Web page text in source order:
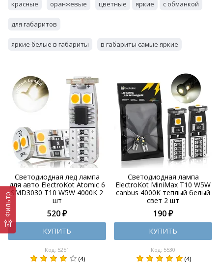
красные оранжевые цветные яркие с обманкой
для габаритов
яркие белые в габариты в габариты самые яркие
Светодиодная лед лампа
для авто ElectroKot Atomic 6
SMD3030 T10 W5W 4000K 2
шт
520 ₽
КУПИТЬ
Код: 5251
(4)
Светодиодная лампа
ElectroKot MiniMax T10 W5W
canbus 4000K теплый белый
свет 2 шт
190 ₽
КУПИТЬ
Код: 5530
(4)
Фильтр